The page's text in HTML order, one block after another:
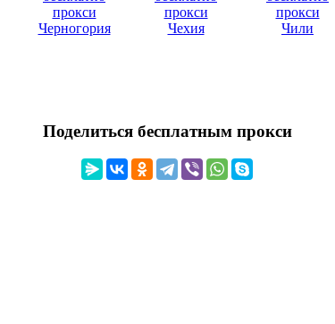
Черногория Чехия Чили
Поделиться бесплатным прокси